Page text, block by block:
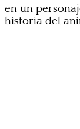
en un
historia del